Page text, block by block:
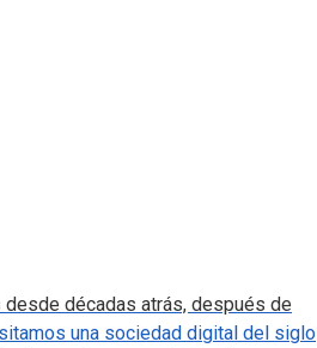
décadas atrás, después de
una sociedad digital del siglo